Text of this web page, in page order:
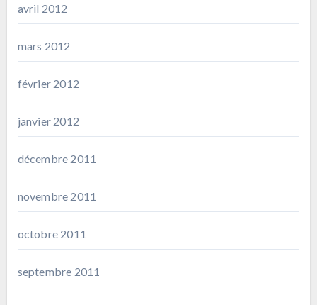
avril 2012
mars 2012
février 2012
janvier 2012
décembre 2011
novembre 2011
octobre 2011
septembre 2011